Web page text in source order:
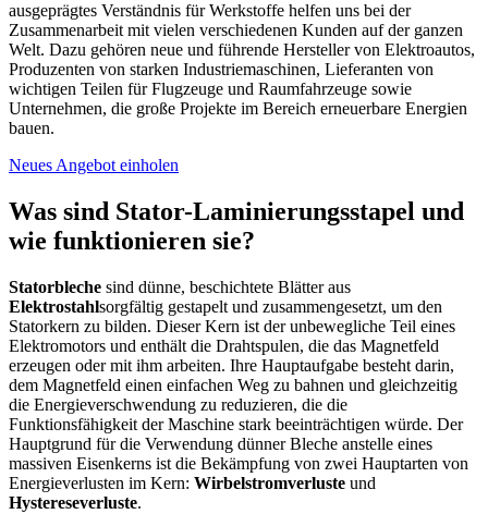
ausgeprägtes Verständnis für Werkstoffe helfen uns bei der
Zusammenarbeit mit vielen verschiedenen Kunden auf der ganzen
Welt. Dazu gehören neue und führende Hersteller von Elektroautos,
Produzenten von starken Industriemaschinen, Lieferanten von
wichtigen Teilen für Flugzeuge und Raumfahrzeuge sowie
Unternehmen, die große Projekte im Bereich erneuerbare Energien
bauen.
Neues Angebot einholen
Was sind Stator-Laminierungsstapel und
wie funktionieren sie?
Statorbleche sind dünne, beschichtete Blätter aus
Elektrostahlsorgfältig gestapelt und zusammengesetzt, um den
Statorkern zu bilden. Dieser Kern ist der unbewegliche Teil eines
Elektromotors und enthält die Drahtspulen, die das Magnetfeld
erzeugen oder mit ihm arbeiten. Ihre Hauptaufgabe besteht darin,
dem Magnetfeld einen einfachen Weg zu bahnen und gleichzeitig
die Energieverschwendung zu reduzieren, die die
Funktionsfähigkeit der Maschine stark beeinträchtigen würde. Der
Hauptgrund für die Verwendung dünner Bleche anstelle eines
massiven Eisenkerns ist die Bekämpfung von zwei Hauptarten von
Energieverlusten im Kern: Wirbelstromverluste und
Hystereseverluste.